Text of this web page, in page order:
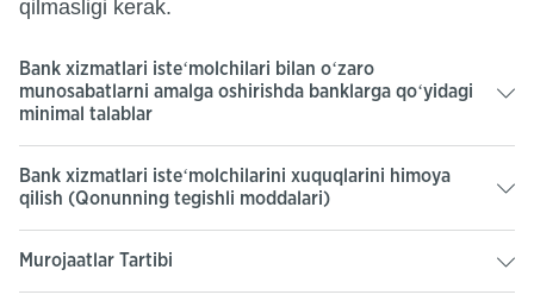
qilmasligi kerak.
Bank xizmatlari isteʻmolchilari bilan oʻzaro
munosabatlarni amalga oshirishda banklarga qoʻyidagi
minimal talablar
Bank xizmatlari isteʻmolchilarini xuquqlarini himoya
qilish (Qonunning tegishli moddalari)
Murojaatlar Tartibi